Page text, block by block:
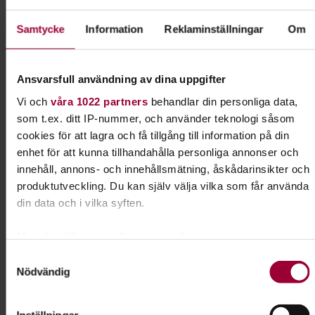
Samtycke Information Reklaminställningar Om
Ansvarsfull användning av dina uppgifter
Vi och våra 1022 partnersbehandlar din personliga data,
som t.ex. ditt IP-nummer, och använder teknologi såsom
cookies för att lagra och få tillgång till information på din
enhet för att kunna tillhandahålla personliga annonser och
innehåll, annons- och innehållsmätning, åskådarinsikter och
produktutveckling. Du kan själv välja vilka som får använda
din data och i vilka syften.
kan ha en noggrannhet på upp till flera meter
Nödvändig
Carina Pettersson
I samarbete med
Ludvika Brukshundklubb
Kontakt
Jenny Andersson
Folkbildningsutvecklare,
Profilområdesansvarig Djur
Dela: